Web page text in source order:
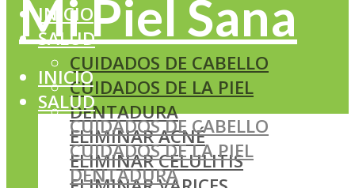
INICIO
SALUD
CUIDADOS DE CABELLO
CUIDADOS DE LA PIEL
DENTADURA
ELIMINAR ACNÉ
ELIMINAR CELULITIS
INICIO
SALUD
CUIDADOS DE CABELLO
CUIDADOS DE LA PIEL
DENTADURA